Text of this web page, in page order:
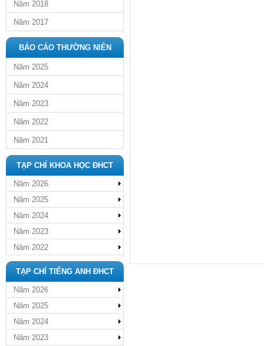
Năm 2018
Năm 2017
BÁO CÁO THƯỜNG NIÊN
Năm 2025
Năm 2024
Năm 2023
Năm 2022
Năm 2021
TẠP CHÍ KHOA HỌC ĐHCT
Năm 2026
Năm 2025
Năm 2024
Năm 2023
Năm 2022
TẠP CHÍ TIẾNG ANH ĐHCT
Năm 2026
Năm 2025
Năm 2024
Năm 2023